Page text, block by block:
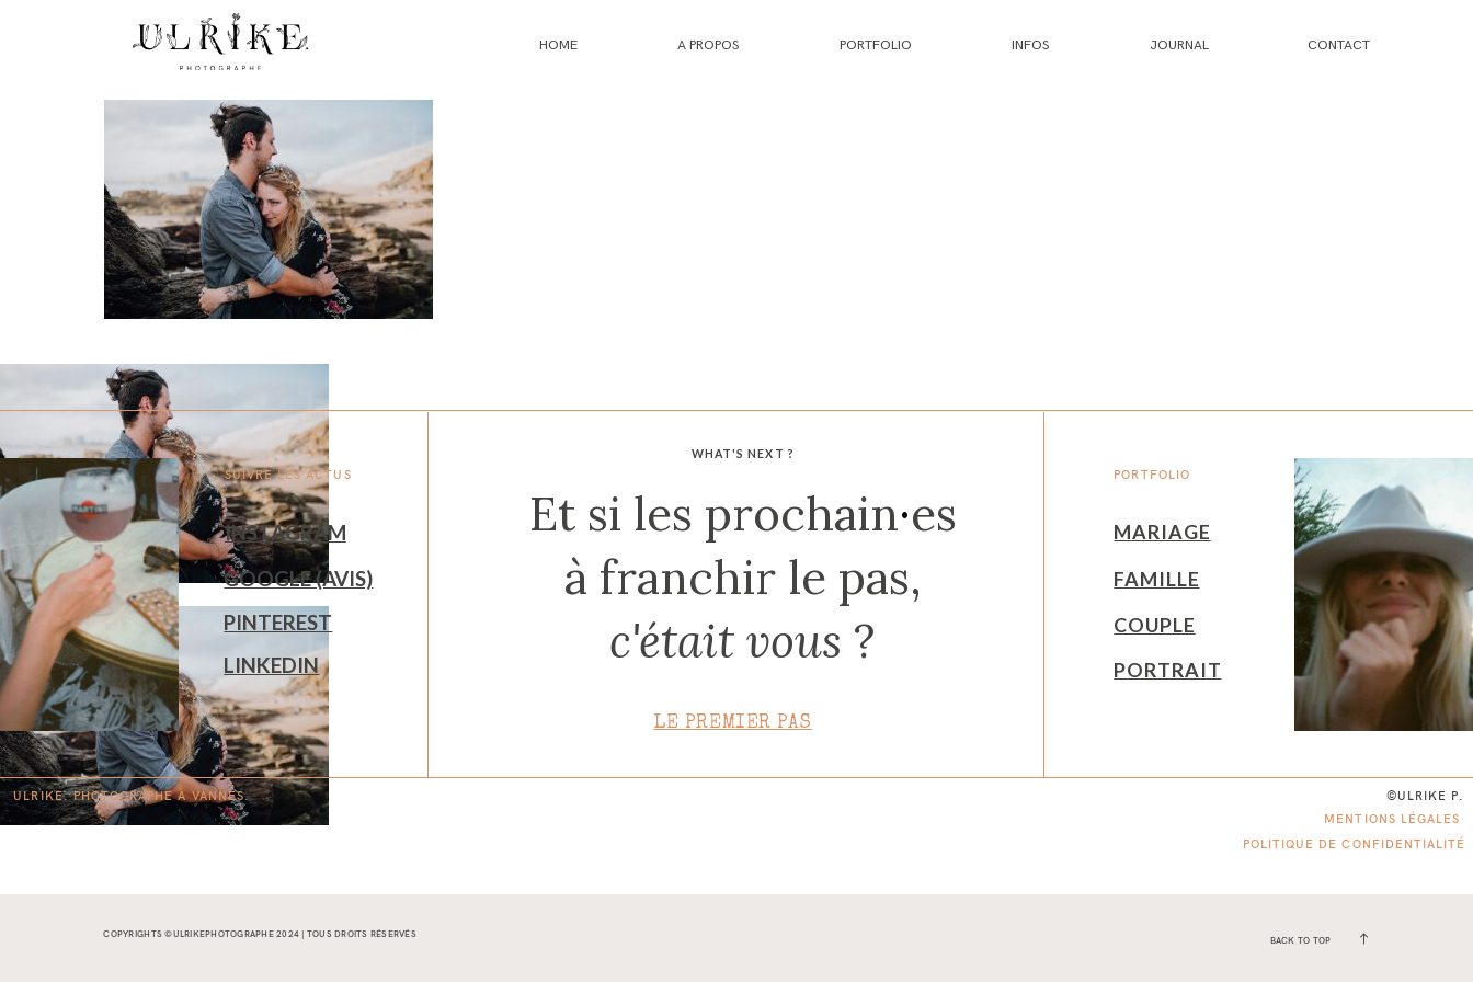
HOME A PROPOS PORTFOLIO INFOS JOURNAL CONTACT
WHAT'S NEXT ?
PORTFOLIO
SUIVRE LES ACTUS
Et si les prochain·es
à franchir le pas,
c'était vous ?
MARIAGE
INSTAGRAM
GOOGLE (AVIS)
FAMILLE
PINTEREST COUPLE
LINKEDIN PORTRAIT
LE PREMIER PAS
©ULRIKE P.
ULRIKE. PHOTOGRAPHE ÀVANNES.
MENTIONS LÉGALES
POLITIQUE DE CONFIDENTIALITÉ
COPYRIGHTS ©ULRIKEPHOTOGRAPHE 2024 | TOUS DROITS RÉSERVÉS
BACK TO TOP